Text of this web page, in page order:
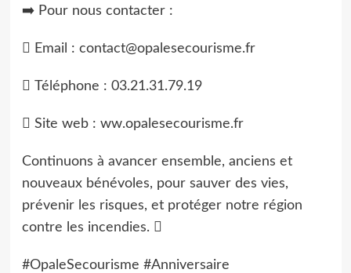
➡️ Pour nous contacter :
 Email : contact@opalesecourisme.fr
 Téléphone : 03.21.31.79.19
 Site web : ww.opalesecourisme.fr
Continuons à avancer ensemble, anciens et
nouveaux bénévoles, pour sauver des vies,
prévenir les risques, et protéger notre région
contre les incendies. 
#OpaleSecourisme #Anniversaire